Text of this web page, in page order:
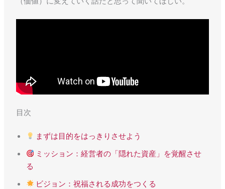
目次
まずは目的をはっきりさせよう
ミッション：経営者の「隠れた資産」を覚醒させ
る
ビジョン：祝福される成功をつくる